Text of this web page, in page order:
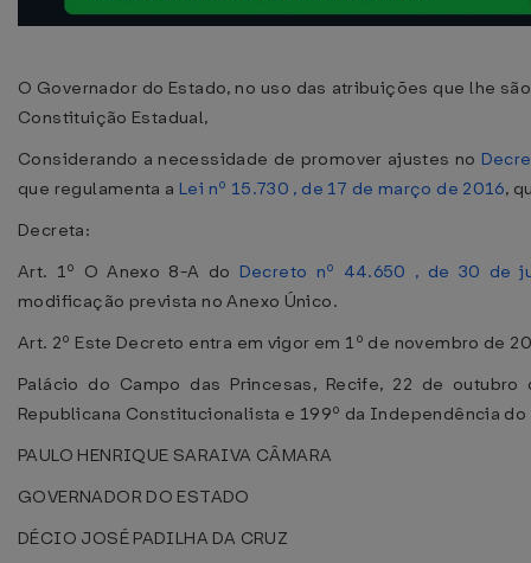
O Governador do Estado, no uso das atribuições que lhe
Constituição Estadual,
Considerando a necessidade de promover ajustes no
que regulamenta a Lei nº 15.730 , de 17 de março de 2016,
Decreta:
Art. 1º O Anexo 8-A do Decreto nº 44.650 , de 30 de
modificação prevista no Anexo Único.
Art. 2º Este Decreto entra em vigor em 1º de novembro de
Palácio do Campo das Princesas, Recife, 22 de
Republicana Constitucionalista e 199º da Independência do
PAULO HENRIQUE SARAIVA CÂMARA
GOVERNADOR DO ESTADO
DÉCIO JOSÉ PADILHA DA CRUZ